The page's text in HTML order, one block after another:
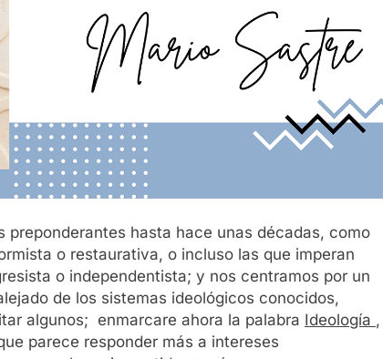
preponderantes hasta hace unas décadas, como
o restaurativa, o incluso las que imperan
o independentista; y nos centramos por un
de los sistemas ideológicos conocidos,
algunos; enmarcare ahora la palabra Ideología ,
parece responder más a intereses